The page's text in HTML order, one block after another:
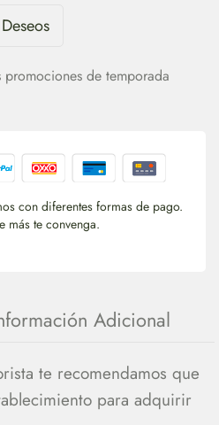
promociones de temporada
con diferentes formas de pago.
más te convenga.
Adicional
te recomendamos que
para adquirir